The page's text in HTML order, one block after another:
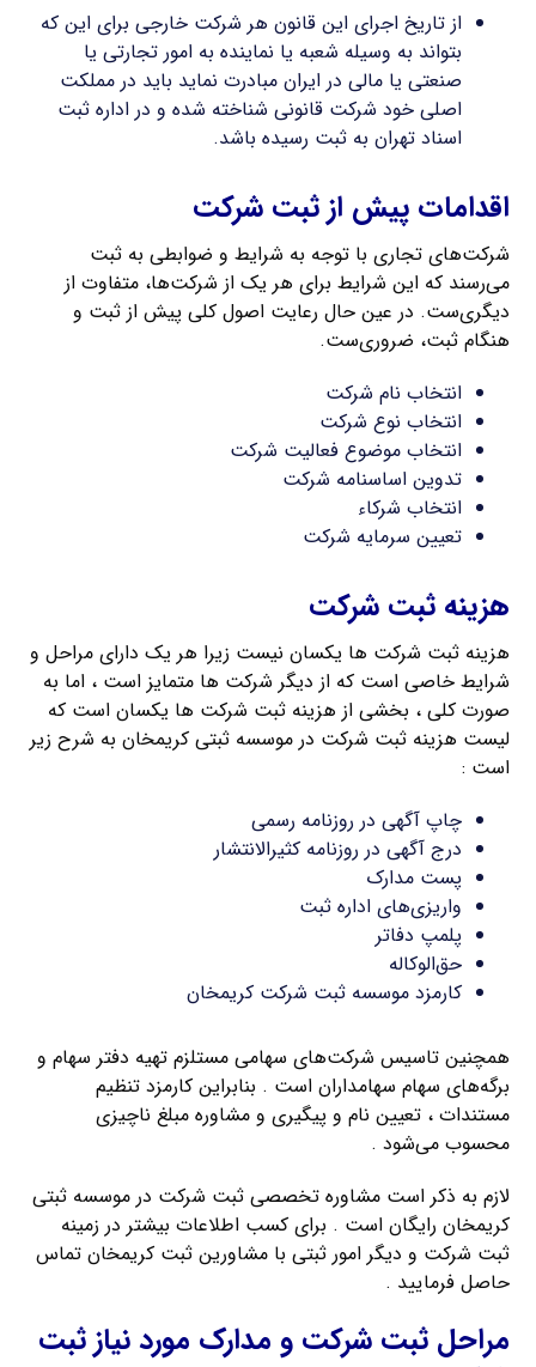
از تاریخ اجرای این قانون هر شرکت خارجی برای این که
بتواند به وسیله شعبه یا نماینده به امور تجارتی یا
صنعتی یا مالی در ایران مبادرت نماید باید در مملکت
اصلی خود شرکت قانونی شناخته شده و در اداره ثبت
اسناد تهران به ثبت رسیده باشد.
اقدامات پیش از ثبت شرکت
شرکت‌های تجاری با توجه به شرایط و ضوابطی به ثبت
می‌رسند که این شرایط برای هر یک از شرکت‌ها، متفاوت از
دیگری‌ست. در عین حال رعایت اصول کلی پیش از ثبت و
هنگام ثبت، ضروری‌ست.
انتخاب نام شرکت
انتخاب نوع شرکت
انتخاب موضوع فعالیت شرکت
تدوین اساسنامه شرکت
انتخاب شرکاء
تعیین سرمایه شرکت
هزینه ثبت شرکت
هزینه ثبت شرکت ها یکسان نیست زیرا هر یک دارای مراحل و
شرایط خاصی است که از دیگر شرکت ها متمایز است ، اما به
صورت کلی ، بخشی از هزینه ثبت شرکت ها یکسان است که
لیست هزینه ثبت شرکت در موسسه ثبتی کریمخان به شرح زیر
است :
چاپ آگهی در روزنامه رسمی
درج آگهی در روزنامه کثیرالانتشار
پست مدارک
واریزی‌های اداره ثبت
پلمپ دفاتر
حق‌الوکاله
کارمزد موسسه ثبت شرکت کریمخان
همچنین تاسیس شرکت‌های سهامی مستلزم تهیه دفتر سهام و
برگه‌های سهام سهامداران است . بنابراین کارمزد تنظیم
مستندات ، تعیین نام و پیگیری و مشاوره مبلغ ناچیزی
محسوب می‌شود .
لازم به ذکر است مشاوره تخصصی ثبت شرکت در موسسه ثبتی
کریمخان رایگان است . برای کسب اطلاعات بیشتر در زمینه
ثبت شرکت و دیگر امور ثبتی با مشاورین ثبت کریمخان تماس
حاصل فرمایید .
مراحل ثبت شرکت و مدارک مورد نیاز ثبت